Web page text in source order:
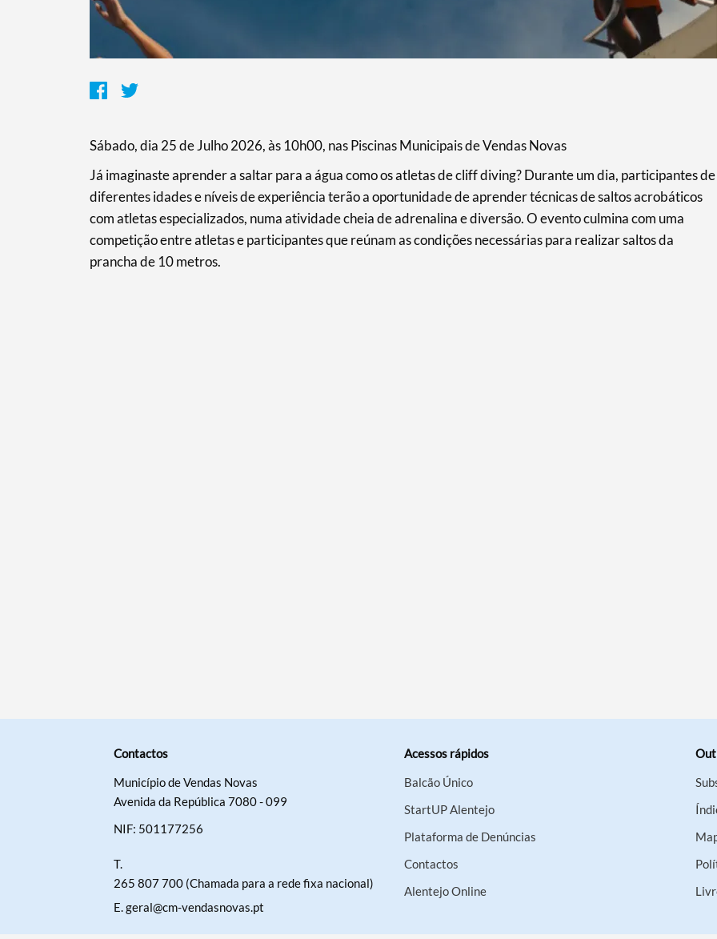
Categorias gerais
Sábado, dia 25 de Julho 2026, às 10h00, nas Piscinas Municipais de Vendas Novas
Já imaginaste aprender a saltar para a água como os atletas de cliff diving? Durante um dia, participantes de
diferentes idades e níveis de experiência terão a oportunidade de aprender técnicas de saltos acrobáticos
com atletas especializados, numa atividade cheia de adrenalina e diversão. O evento culmina com uma
competição entre atletas e participantes que reúnam as condições necessárias para realizar saltos da
prancha de 10 metros.
Contactos
Município de Vendas Novas
Avenida da República 7080 - 099
NIF: 501177256
T.
265 807 700 (Chamada para a rede fixa nacional)
E.geral@cm-vendasnovas.pt
Acessos rápidos
Balcão Único
StartUP Alentejo
Plataforma de Denúncias
Contactos
Alentejo Online